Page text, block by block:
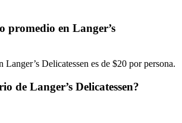
promedio en Langer’s
Delicatessen es de $20 por persona.
de Langer’s Delicatessen?